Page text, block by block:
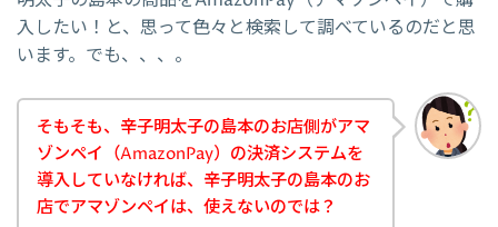
入したい！と、思って色々と検索して調べているのだと思
います。でも、、、。
そもそも、辛子明太子の島本のお店側がアマ
ゾンペイ（AmazonPay）の決済システムを
導入していなければ、辛子明太子の島本のお
店でアマゾンペイは、使えないのでは？